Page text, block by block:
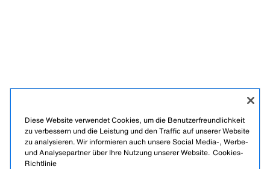
Diese Website verwendet Cookies, um die Benutzerfreundlichkeit
zu verbessern und die Leistung und den Traffic auf unserer Website
zu analysieren. Wir informieren auch unsere Social Media-, Werbe-
und Analysepartner über Ihre Nutzung unserer Website. Cookies-
Richtlinie